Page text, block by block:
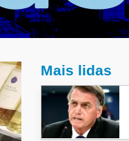
Mais lidas